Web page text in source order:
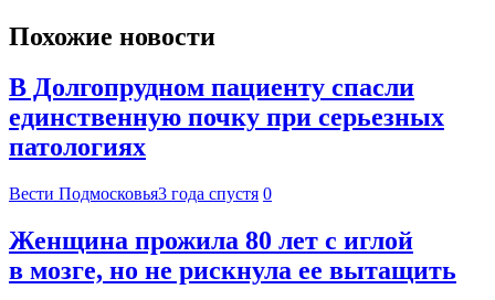
Похожие новости
В Долгопрудном пациенту спасли
единственную почку при серьезных
патологиях
Вести Подмосковья3 года спустя 0
Женщина прожила 80 лет с иглой
в мозге, но не рискнула ее вытащить